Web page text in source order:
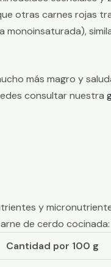
otras carnes rojas
más magro y
consultar nuestra
y
de cerdo cocinada:
Cantidad por 100 g